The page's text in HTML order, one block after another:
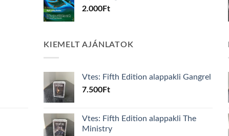
2.000Ft
KIEMELT AJÁNLATOK
Vtes: Fifth Edition alappakli Gangrel
7.500Ft
Vtes: Fifth Edition alappakli The
Ministry